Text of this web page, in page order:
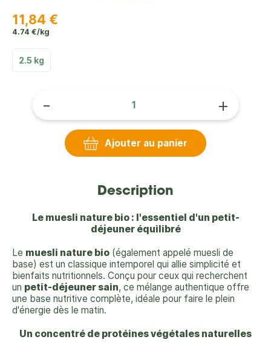
11,84 €
4.74 €/kg
2.5 kg
- +
Ajouter au panier
Description
Le muesli nature bio : l'essentiel d'un petit-
déjeuner équilibré
Le muesli nature bio (également appelé muesli de
base) est un classique intemporel qui allie simplicité et
bienfaits nutritionnels. Conçu pour ceux qui recherchent
un petit-déjeuner sain, ce mélange authentique offre
une base nutritive complète, idéale pour faire le plein
d'énergie dès le matin.
Un concentré de protéines végétales naturelles